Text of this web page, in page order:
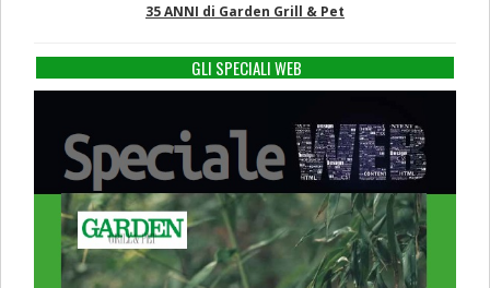
35 ANNI di Garden Grill & Pet
GLI SPECIALI WEB